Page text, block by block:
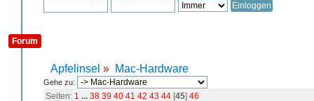
Forum
Apfelinsel » Mac-Hardware
Gehe zu:
Seiten: 1 ... 38 39 40 41 42 43 44 [45] 46